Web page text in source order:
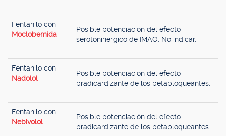
Fentanilo con
Moclobemida
Posible potenciación del efecto
serotoninérgico de IMAO. No indicar.
Fentanilo con
Nadolol
Posible potenciación del efecto
bradicardizante de los betabloqueantes.
Fentanilo con
Nebivolol
Posible potenciación del efecto
bradicardizante de los betabloqueantes.